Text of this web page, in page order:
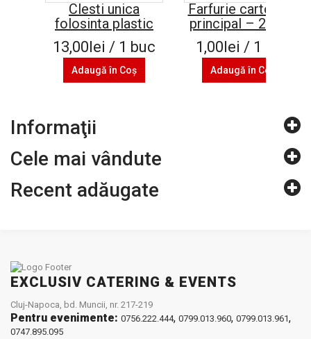
Clesti unica
folosinta plastic
13,00lei / 1 buc
Adaugă în Coş
Farfurie carton fel
principal – 22 cm
1,00lei / 1 buc
Adaugă în Coş
Informaţii
Cele mai vândute
Recent adăugate
EXCLUSIV CATERING & EVENTS
Cluj-Napoca, bd. Muncii, nr. 217-219
Pentru evenimente: 0756.222.444, 0799.013.960, 0799.013.961,
0747.895.095